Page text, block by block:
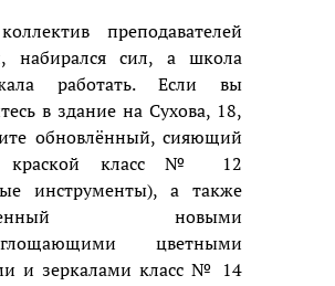
преподавателей
набирался сил, а школа
работать. Если вы
в здание на Сухова, 18,
обновлённый, сияющий
краской класс № 12
инструменты), а также
новыми
цветными
и зеркалами класс № 14